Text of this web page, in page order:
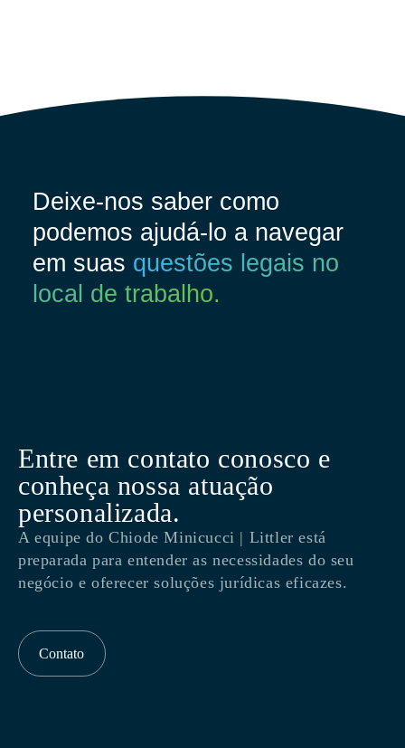
Deixe-nos saber como
podemos ajudá-lo a navegar
em suas questões legais no
local de trabalho.
Entre em contato conosco e
conheça nossa atuação
personalizada.
A equipe do Chiode Minicucci | Littler está
preparada para entender as necessidades do seu
negócio e oferecer soluções jurídicas eficazes.
Contato